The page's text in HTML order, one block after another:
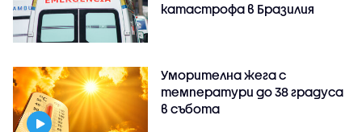
катастрофа в Бразилия
Уморителна жега с
температури до 38 градуса
в събота